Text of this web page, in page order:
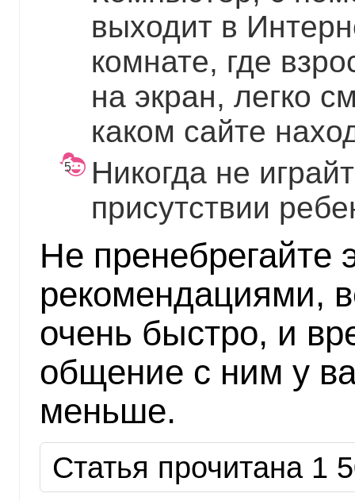
выходит в
комнате, где
на экран, легко
каком сайте
Никогда не
присутствии
Не пренебрегайте
рекомендациями,
очень быстро, и
общение с ним у
меньше.
Статья прочитана 1